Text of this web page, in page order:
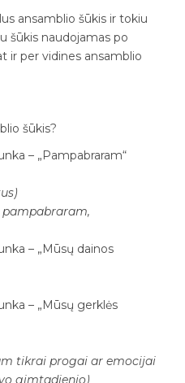
ansamblio šūkis ir tokiu
šūkis naudojamas po
ir per vidines ansamblio
šūkis?
– „Pampabraram“
– „Mūsų dainos
– „Mūsų gerklės
tikrai progai ar emocijai
gimtadienio)